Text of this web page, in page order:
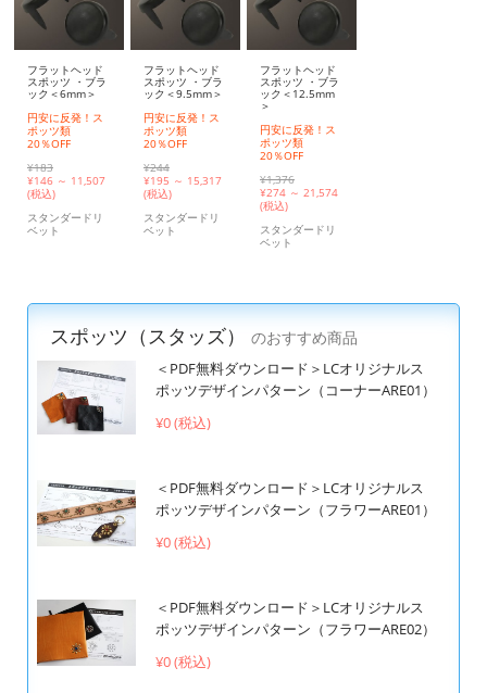
フラットヘッド
スポッツ ・ブラ
ック＜6mm＞
円安に反発！ス
ポッツ類
20％OFF
¥183
¥146 ～ 11,507
(税込)
スタンダードリ
ベット
フラットヘッド
スポッツ ・ブラ
ック＜9.5mm＞
円安に反発！ス
ポッツ類
20％OFF
¥244
¥195 ～ 15,317
(税込)
スタンダードリ
ベット
フラットヘッド
スポッツ ・ブラ
ック＜12.5mm
＞
円安に反発！ス
ポッツ類
20％OFF
¥1,376
¥274 ～ 21,574
(税込)
スタンダードリ
ベット
スポッツ（スタッズ）
のおすすめ商品
＜PDF無料ダウンロード＞LCオリジナルス
ポッツデザインパターン（コーナーARE01）
¥0 (税込)
＜PDF無料ダウンロード＞LCオリジナルス
ポッツデザインパターン（フラワーARE01）
¥0 (税込)
＜PDF無料ダウンロード＞LCオリジナルス
ポッツデザインパターン（フラワーARE02）
¥0 (税込)